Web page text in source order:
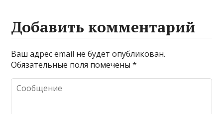
Добавить комментарий
Ваш адрес email не будет опубликован.
Обязательные поля помечены*